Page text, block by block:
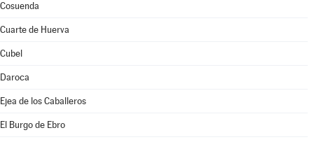
Cosuenda
Cuarte de Huerva
Cubel
Daroca
Ejea de los Caballeros
El Burgo de Ebro